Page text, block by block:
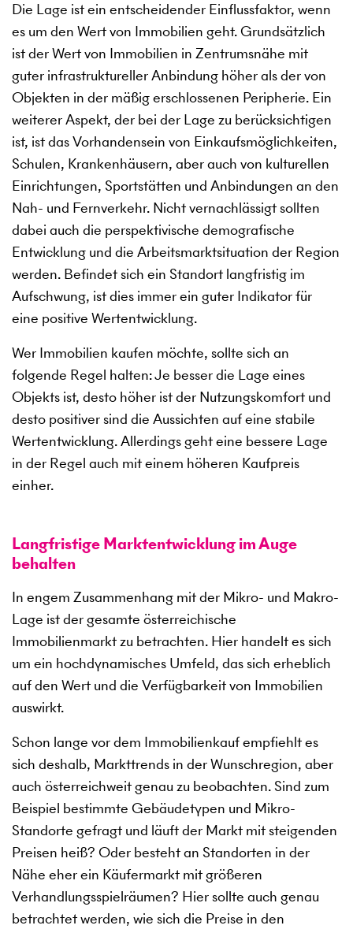
Die Lage ist ein entscheidender Einflussfaktor, wenn
es um den Wert von Immobilien geht. Grundsätzlich
ist der Wert von Immobilien in Zentrumsnähe mit
guter infrastruktureller Anbindung höher als der von
Objekten in der mäßig erschlossenen Peripherie. Ein
weiterer Aspekt, der bei der Lage zu berücksichtigen
ist, ist das Vorhandensein von Einkaufsmöglichkeiten,
Schulen, Krankenhäusern, aber auch von kulturellen
Einrichtungen, Sportstätten und Anbindungen an den
Nah- und Fernverkehr. Nicht vernachlässigt sollten
dabei auch die perspektivische demografische
Entwicklung und die Arbeitsmarktsituation der Region
werden. Befindet sich ein Standort langfristig im
Aufschwung, ist dies immer ein guter Indikator für
eine positive Wertentwicklung.
Wer Immobilien kaufen möchte, sollte sich an
folgende Regel halten: Je besser die Lage eines
Objekts ist, desto höher ist der Nutzungskomfort und
desto positiver sind die Aussichten auf eine stabile
Wertentwicklung. Allerdings geht eine bessere Lage
in der Regel auch mit einem höheren Kaufpreis
einher.
Langfristige Marktentwicklung im Auge
behalten
In engem Zusammenhang mit der Mikro- und Makro-
Lage ist der gesamte österreichische
Immobilienmarkt zu betrachten. Hier handelt es sich
um ein hochdynamisches Umfeld, das sich erheblich
auf den Wert und die Verfügbarkeit von Immobilien
auswirkt.
Schon lange vor dem Immobilienkauf empfiehlt es
sich deshalb, Markttrends in der Wunschregion, aber
auch österreichweit genau zu beobachten. Sind zum
Beispiel bestimmte Gebäudetypen und Mikro-
Standorte gefragt und läuft der Markt mit steigenden
Preisen heiß? Oder besteht an Standorten in der
Nähe eher ein Käufermarkt mit größeren
Verhandlungsspielräumen? Hier sollte auch genau
betrachtet werden, wie sich die Preise in den